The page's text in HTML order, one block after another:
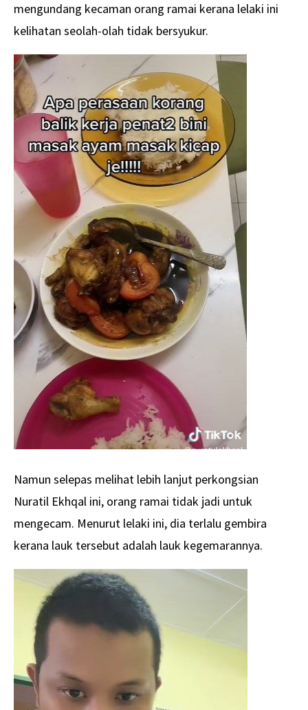
mengundang kecaman orang ramai kerana lelaki ini
kelihatan seolah-olah tidak bersyukur.
Namun selepas melihat lebih lanjut perkongsian
Nuratil Ekhqal ini, orang ramai tidak jadi untuk
mengecam. Menurut lelaki ini, dia terlalu gembira
kerana lauk tersebut adalah lauk kegemarannya.